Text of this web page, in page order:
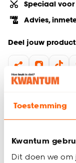
Toestemming
Kwantum
Dit doen we om
Speciaal
Advies,
Deel jouw